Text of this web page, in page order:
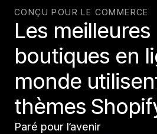
CONÇU POUR LE COMMERCE
Les meilleures
boutiques en
monde
thèmes
Paré pour l’avenir